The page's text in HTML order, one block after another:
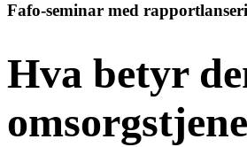
Fafo-seminar med
Hva betyr